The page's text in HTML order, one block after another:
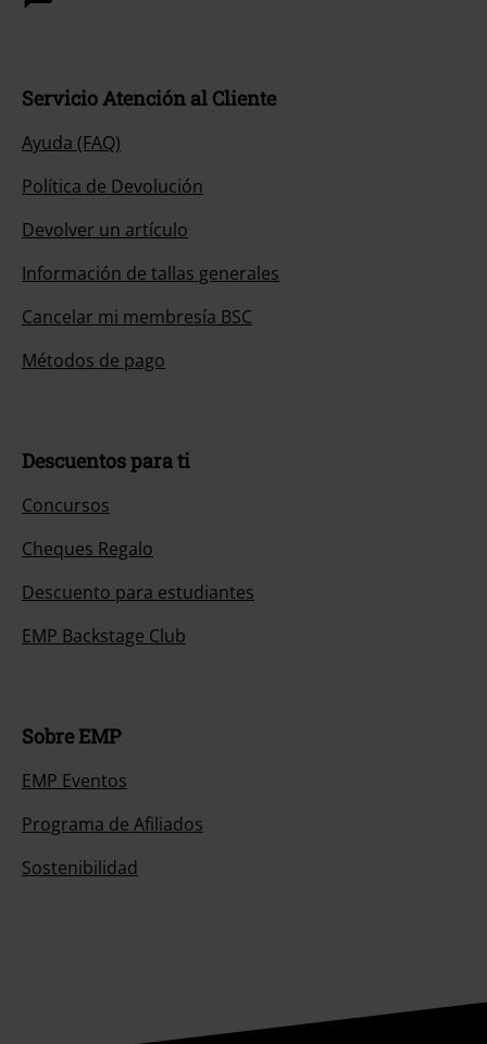
Servicio Atención al Cliente
Ayuda (FAQ)
Política de Devolución
Devolver un artículo
Información de tallas generales
Cancelar mi membresía BSC
Métodos de pago
Descuentos para ti
Concursos
Cheques Regalo
Descuento para estudiantes
EMP Backstage Club
Sobre EMP
EMP Eventos
Programa de Afiliados
Sostenibilidad